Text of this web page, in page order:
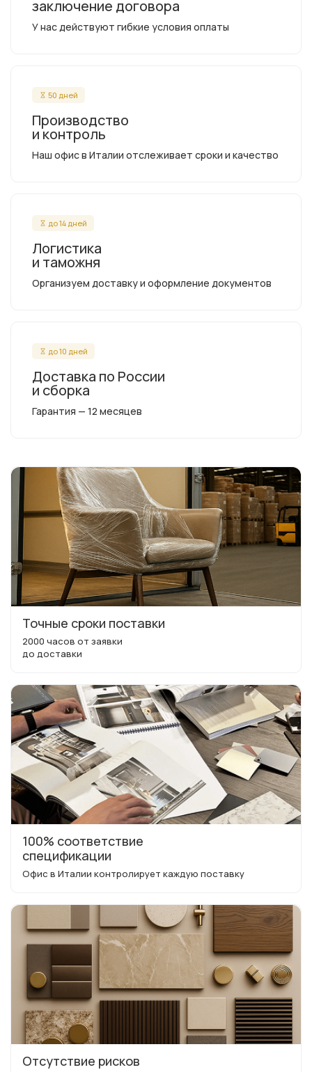
заключение договора
У нас действуют гибкие условия оплаты
50 дней
Производство
и контроль
Наш офис в Италии отслеживает сроки и качество
до 14 дней
Логистика
и таможня
Организуем доставку и оформление документов
до 10 дней
Доставка по России
и сборка
Гарантия — 12 месяцев
Точные сроки поставки
2000 часов от заявки
до доставки
100% соответствие
спецификации
Офис в Италии контролирует каждую поставку
Отсутствие рисков